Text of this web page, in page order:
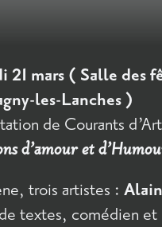
21 mars ( Salle des
les-Lanches )
de Courants
d’amour et
trois artistes :
textes, comédien